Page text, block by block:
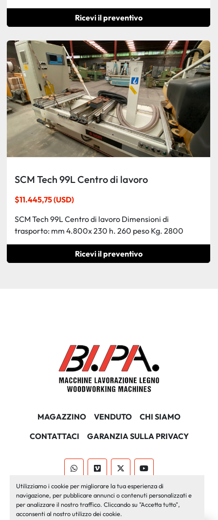
Utilizziamo i cookie per migliorare la tua esperienza di
navigazione, per pubblicare annunci o contenuti personalizzati e
per analizzare il nostro traffico. Cliccando su "Accetta tutto",
acconsenti al nostro utilizzo dei cookie.
Ricevi il preventivo
SCM Tech 99L Centro di lavoro
$11.445,75 (USD)
SCM Tech 99L Centro di lavoro Dimensioni di
trasporto: mm 4.800x 230 h. 260 peso Kg. 2800
Ricevi il preventivo
MAGAZZINO VENDUTO
CHI SIAMO
CONTATTACI
GARANZIA SULLA PRIVACY
whatsappvimeo twitteryoutube
Machinio Systemsito web diMachinio
Personalizza le preferenze sui Cookies